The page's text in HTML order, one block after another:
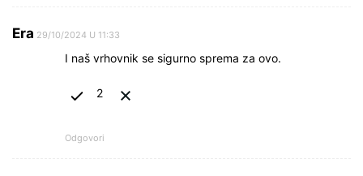
Era 29/10/2024 U 11:33
I naš vrhovnik se sigurno sprema za ovo.
2
Odgovori